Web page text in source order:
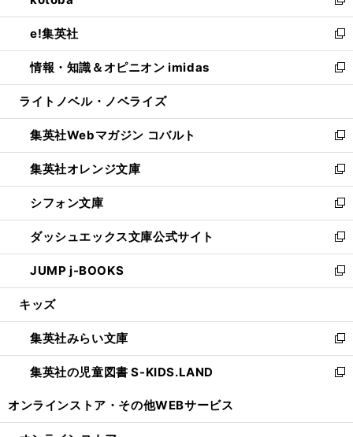
開
く
ウ
で
開
く
ン
ド
ウ
で
開
ウ
ィ
ン
ド
ウ
開
く
新
し
い
ウ
ィ
ン
ウ
で
開
く
e!集英社
新
し
い
ウ
ン
ド
ウ
で
開
く
情報・知識＆オピニオン imidas
新
し
ウ
ィ
ン
ド
ウ
で
開
く
ライトノベル・ノベライズ
集英社Webマガジン コバルト
新
し
い
ウ
ィ
ン
ド
ウ
で
開
集英社オレンジ文庫
新
し
い
ウ
ィ
ン
ド
ウ
開
く
シフォン文庫
新
し
い
ウ
ィ
ン
ウ
で
開
く
ダッシュエックス文庫公式サイト
新
し
い
ウ
ン
ド
ウ
で
JUMP j-BOOKS
新
し
ウ
ィ
ン
ド
開
キッズ
集英社みらい文庫
新
し
い
ン
集英社の児童図書 S-KIDS.LAND
新
ウ
オンラインストア・ その他WEBサービス